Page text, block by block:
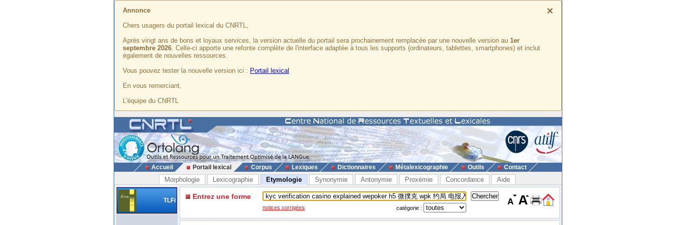
×
Annonce
Chers usagers du portail lexical du CNRTL,
Après vingt ans de bons et loyaux services, la version actuelle du portail sera prochainement remplacée par une nouvelle version au 1er
septembre 2026. Celle-ci apporte une refonte complète de l'interface adaptée à tous les supports (ordinateurs, tablettes, smartphones) et inclut
également de nouvelles ressources.
Vous pouvez tester la nouvelle version ici : Portail lexical
En vous remerciant,
L'équipe du CNRTL
Accueil Portail lexical Corpus Lexiques Dictionnaires Métalexicographie Outils Contact
Morphologie Lexicographie Etymologie Synonymie Antonymie Proxémie Concordance Aide
TLFi Entrez une forme
notices corrigées catégorie :